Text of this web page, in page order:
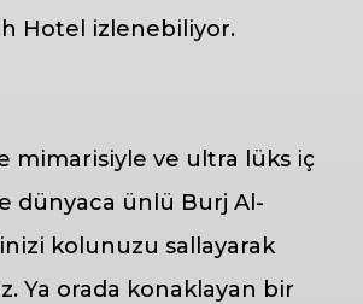
Hotel izlenebiliyor.
mimarisiyle ve ultra lüks iç
dünyaca ünlü Burj Al-
kolunuzu sallayarak
Ya orada konaklayan bir